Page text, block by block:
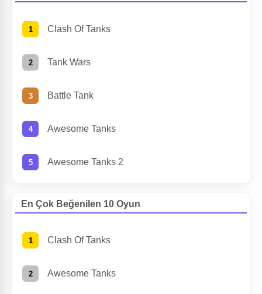
Clash Of Tanks
Tank Wars
Battle Tank
Awesome Tanks
Awesome Tanks 2
En Çok Beğenilen 10 Oyun
Clash Of Tanks
Awesome Tanks